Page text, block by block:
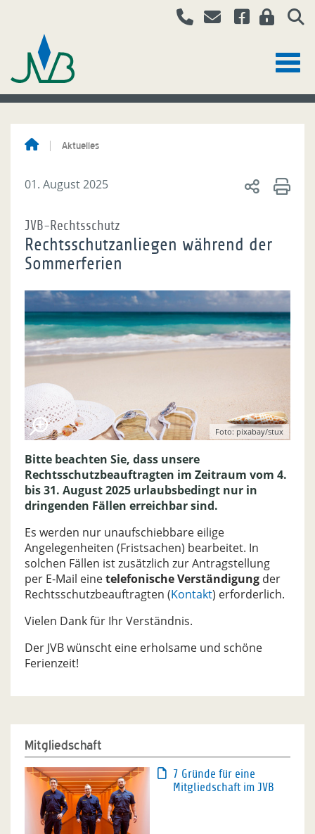
Aktuelles
01. August 2025
JVB-Rechtsschutz
Rechtsschutzanliegen während der
Sommerferien
Foto: pixabay/stux
Bitte beachten Sie, dass unsere
Rechtsschutzbeauftragten im Zeitraum vom 4.
bis 31. August 2025 urlaubsbedingt nur in
dringenden Fällen erreichbar sind.
Es werden nur unaufschiebbare eilige
Angelegenheiten (Fristsachen) bearbeitet. In
solchen Fällen ist zusätzlich zur Antragstellung
per E-Mail einetelefonische Verständigung der
Rechtsschutzbeauftragten (Kontakt) erforderlich.
Vielen Dank für Ihr Verständnis.
Der JVB wünscht eine erholsame und schöne
Ferienzeit!
Mitgliedschaft
7 Gründe für eine
Mitgliedschaft im JVB